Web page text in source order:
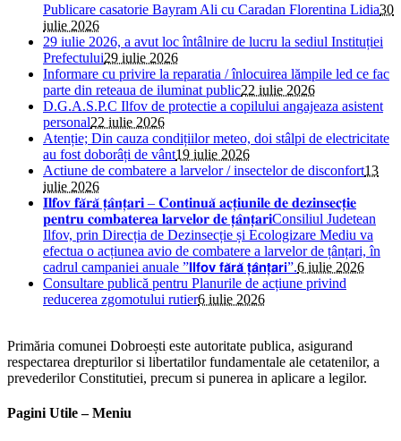
Publicare casatorie Bayram Ali cu Caradan Florentina Lidia30
iulie 2026
29 iulie 2026, a avut loc întâlnire de lucru la sediul Instituției
Prefectului29 iulie 2026
Informare cu privire la reparatia / înlocuirea lămpile led ce fac
parte din reteaua de iluminat public22 iulie 2026
D.G.A.S.P.C Ilfov de protectie a copilului angajeaza asistent
personal22 iulie 2026
Atenție; Din cauza condițiilor meteo, doi stâlpi de electricitate
au fost doborâți de vânt19 iulie 2026
Actiune de combatere a larvelor / insectelor de disconfort13
iulie 2026
𝐈𝐥𝐟𝐨𝐯 𝐟𝐚̆𝐫𝐚̆ 𝐭̦𝐚̂𝐧𝐭̦𝐚𝐫𝐢 – 𝐂𝐨𝐧𝐭𝐢𝐧𝐮𝐚̆ 𝐚𝐜𝐭̦𝐢𝐮𝐧𝐢𝐥𝐞 𝐝𝐞 𝐝𝐞𝐳𝐢𝐧𝐬𝐞𝐜𝐭̦𝐢𝐞
𝐩𝐞𝐧𝐭𝐫𝐮 𝐜𝐨𝐦𝐛𝐚𝐭𝐞𝐫𝐞𝐚 𝐥𝐚𝐫𝐯𝐞𝐥𝐨𝐫 𝐝𝐞 𝐭̦𝐚̂𝐧𝐭̦𝐚𝐫𝐢Consiliul Judetean
Ilfov, prin Direcția de Dezinsecție și Ecologizare Mediu va
efectua o acțiunea avio de combatere a larvelor de țânțari, în
cadrul campaniei anuale ”𝗜𝗹𝗳𝗼𝘃 𝗳𝗮̆𝗿𝗮̆ 𝘁̦𝗮̂𝗻𝘁̦𝗮𝗿𝗶”.6 iulie 2026
Consultare publică pentru Planurile de acțiune privind
reducerea zgomotului rutier6 iulie 2026
Primăria comunei Dobroești este autoritate publica, asigurand
respectarea drepturilor si libertatilor fundamentale ale cetatenilor, a
prevederilor Constitutiei, precum si punerea in aplicare a legilor.
Pagini Utile – Meniu